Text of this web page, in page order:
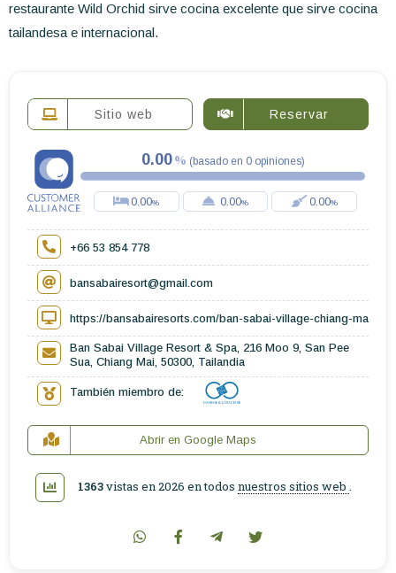
restaurante Wild Orchid sirve cocina excelente que sirve cocina
tailandesa e internacional.
Sitio web Reservar
0.00 (basado en 0 opiniones)
0.00 0.00 0.00
+66 53 854 778
bansabairesort@gmail.com
https://bansabairesorts.com/ban-sabai-village-chiang-mai
Ban Sabai Village Resort & Spa, 216 Moo 9, San Pee
Sua, Chiang Mai, 50300, Tailandia
También miembro de:
Abrir en Google Maps
1363vistas en 2026 en todos nuestros sitios web .